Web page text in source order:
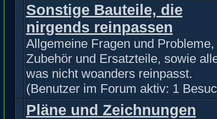
Sonstige Bauteile, die
nirgends reinpassen
Allgemeine Fragen und Probleme,
Zubehör und Ersatzteile, sowie
was nicht woanders reinpasst.
(Benutzer im Forum aktiv: 1
Pläne und Zeichnungen